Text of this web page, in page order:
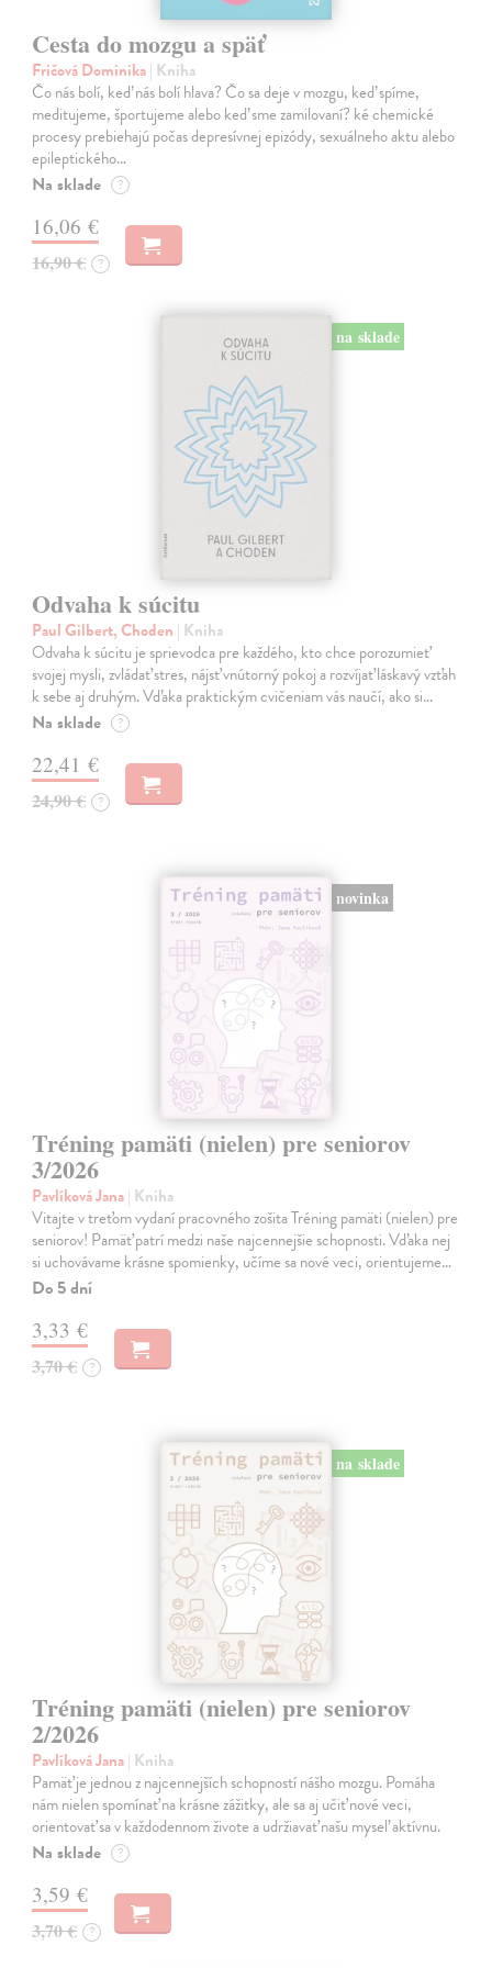
Cesta do mozgu a späť
Fričová Dominika| Kniha
Čo nás bolí, keď nás bolí hlava? Čo sa deje v mozgu, keď spíme,
meditujeme, športujeme alebo keď sme zamilovaní? ké chemické
procesy prebiehajú počas depresívnej epizódy, sexuálneho aktu alebo
epileptického…
Na sklade ?
16,06 €
16,90 € ?
na sklade
Odvaha k súcitu
Paul Gilbert, Choden | Kniha
Odvaha k súcitu je sprievodca pre každého, kto chce porozumieť
svojej mysli, zvládať stres, nájsť vnútorný pokoj a rozvíjať láskavý vzťah
k sebe aj druhým. Vďaka praktickým cvičeniam vás naučí, ako si…
Na sklade ?
22,41 €
24,90 € ?
novinka
Tréning pamäti (nielen) pre seniorov
3/2026
Pavlíková Jana| Kniha
Vitajte v treťom vydaní pracovného zošita Tréning pamäti (nielen) pre
seniorov! Pamäť patrí medzi naše najcennejšie schopnosti. Vďaka nej
si uchovávame krásne spomienky, učíme sa nové veci, orientujeme…
Do 5 dní
3,33 €
3,70 € ?
na sklade
Tréning pamäti (nielen) pre seniorov
2/2026
Pavlíková Jana| Kniha
Pamäť je jednou z najcennejších schopností nášho mozgu. Pomáha
nám nielen spomínať na krásne zážitky, ale sa aj učiť nové veci,
orientovať sa v každodennom živote a udržiavať našu myseľ aktívnu.
Na sklade ?
3,59 €
3,70 € ?